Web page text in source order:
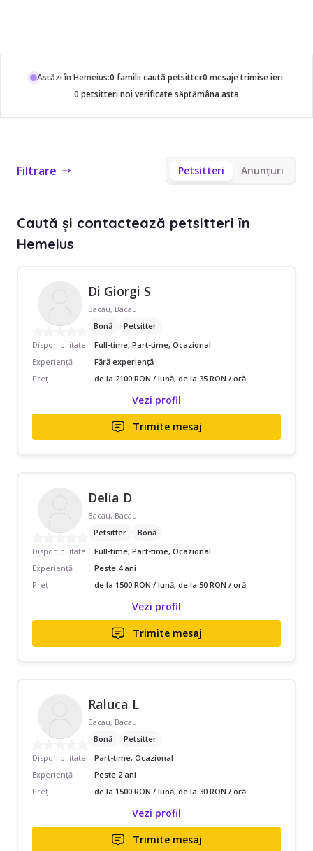
Astăzi în Hemeius:0 familii caută petsitter0 mesaje trimise ieri
0 petsitteri noi verificate săptămâna asta
Filtrare Petsitteri Anunțuri
Caută și contactează petsitteri în
Hemeius
Di Giorgi S
Bacau, Bacau
Bonă
Petsitter
Disponibilitate
Full-time, Part-time, Ocazional
Experiență
Fără experiență
Preț
de la 2100 RON / lună, de la 35 RON / oră
Vezi profil
Trimite mesaj
Delia D
Bacau, Bacau
Petsitter
Bonă
Disponibilitate
Full-time, Part-time, Ocazional
Experiență
Peste 4 ani
Preț
de la 1500 RON / lună, de la 50 RON / oră
Vezi profil
Trimite mesaj
Raluca L
Bacau, Bacau
Bonă
Petsitter
Disponibilitate
Part-time, Ocazional
Experiență
Peste 2 ani
Preț
de la 1500 RON / lună, de la 30 RON / oră
Vezi profil
Trimite mesaj